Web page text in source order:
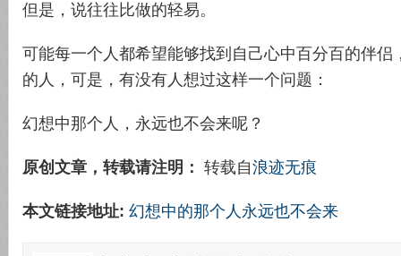
但是，说往往比做的轻易。
可能每一个人都希望能够找到自己心中百分百的伴侣
的人，可是，有没有人想过这样一个问题：
幻想中那个人，永远也不会来呢？
原创文章，转载请注明： 转载自浪迹无痕
本文链接地址: 幻想中的那个人永远也不会来